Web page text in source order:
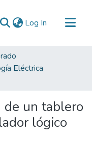
Log In (current)
Eléctrica
de un tablero
lógico